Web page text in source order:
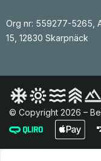
Org nr: 559277-5265,
15, 12830 Skarpnäck
© Copyright 2026 –